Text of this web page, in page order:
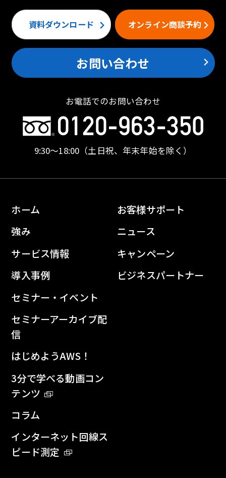
資料ダウンロード オンライン商談予約
お問い合わせ
お電話でのお問い合わせ
9:30〜18:00 （土日祝、年末年始を除く）
ホーム
強み
サービス情報
導入事例
セミナー・イベント
セミナーアーカイブ配
信
はじめようAWS！
3分で学べる動画コン
テンツ
コラム
インターネット回線ス
ピード測定
お客様サポート
ニュース
キャンペーン
ビジネスパートナー